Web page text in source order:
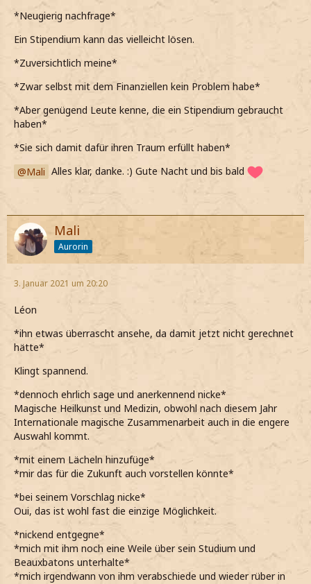
*Neugierig nachfrage*
Ein Stipendium kann das vielleicht lösen.
*Zuversichtlich meine*
*Zwar selbst mit dem Finanziellen kein Problem habe*
*Aber genügend Leute kenne, die ein Stipendium gebraucht
haben*
*Sie sich damit dafür ihren Traum erfüllt haben*
Mali Alles klar, danke. :) Gute Nacht und bis bald
Mali
Aurorin
3. Januar 2021 um 20:20
Léon
*ihn etwas überrascht ansehe, da damit jetzt nicht gerechnet
hätte*
Klingt spannend.
*dennoch ehrlich sage und anerkennend nicke*
Magische Heilkunst und Medizin, obwohl nach diesem Jahr
Internationale magische Zusammenarbeit auch in die engere
Auswahl kommt.
*mit einem Lächeln hinzufüge*
*mir das für die Zukunft auch vorstellen könnte*
*bei seinem Vorschlag nicke*
Oui, das ist wohl fast die einzige Möglichkeit.
*nickend entgegne*
*mich mit ihm noch eine Weile über sein Studium und
Beauxbatons unterhalte*
*mich irgendwann von ihm verabschiede und wieder rüber in